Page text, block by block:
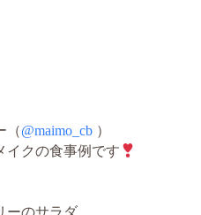
（@maimo_cb ）
イクの食事例です